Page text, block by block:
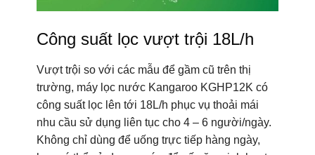
bạn có thể sử dụng nước để nấu ăn, sinh hoạt,
1 số công dụng của nước
Hydrogen đối với sức khỏe:
Nước Hydrogen giúp loại bỏ mạnh mẽ các chất
oxy hóa, làm chậm quá trình lão hóa.